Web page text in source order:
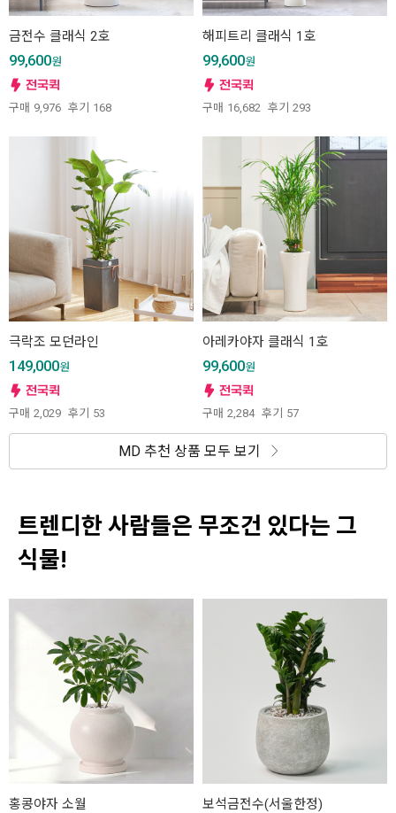
금전수 클래식 2호
99,600원
구매 9,976 후기 168
해피트리 클래식 1호
99,600원
구매 16,682 후기 293
극락조 모던라인
149,000원
구매 2,029 후기 53
아레카야자 클래식 1호
99,600원
구매 2,284 후기 57
MD 추천 상품 모두 보기
트렌디한 사람들은 무조건 있다는 그
식물!
홍콩야자 소월 보석금전수(서울한정)